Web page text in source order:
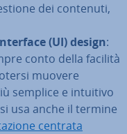
dei contenuti,
(UI) design:
conto della facilità
muovere
semplice e intuitivo
usa anche il termine
centrata